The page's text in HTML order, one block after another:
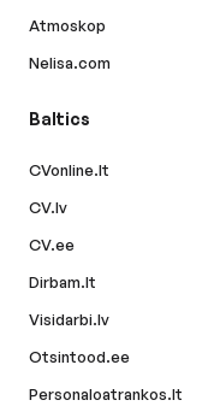
Atmoskop
Nelisa.com
Baltics
CVonline.lt
CV.lv
CV.ee
Dirbam.lt
Visidarbi.lv
Otsintood.ee
Personaloatrankos.lt